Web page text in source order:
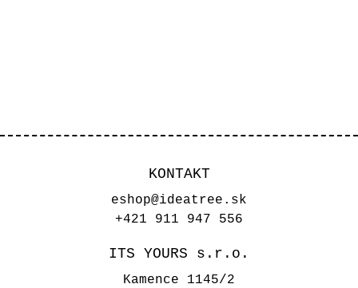
KONTAKT
eshop@ideatree.sk
+421 911 947 556
ITS YOURS s.r.o.
Kamence 1145/2